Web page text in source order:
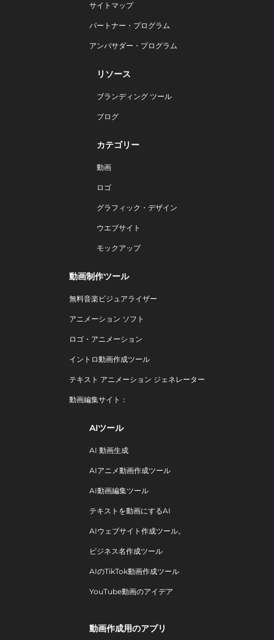
サイトマップ
パートナー・プログラム
アンバサダー・プログラム
リソース
ブランディング ツール
ブログ
カテゴリー
動画
ロゴ
グラフィック・デザイン
ウエブサイト
モックアップ
動画制作ツール
無料音楽ビジュアライザー
アニメーション ソフト
ロゴ・アニメーション
イントロ動画作成ツール
テキスト アニメーション ジェネレーター
動画編集サイト：
AIツール
AI 動画生成
AIアニメ動画作成ツール
AI動画編集ツール
テキストを動画にするAI
AIウェブサイト作成ツール。
ビジネス名作成ツール
AIのTikTok動画作成ツール
YouTube動画のアイデア
動画作成用のアプリ